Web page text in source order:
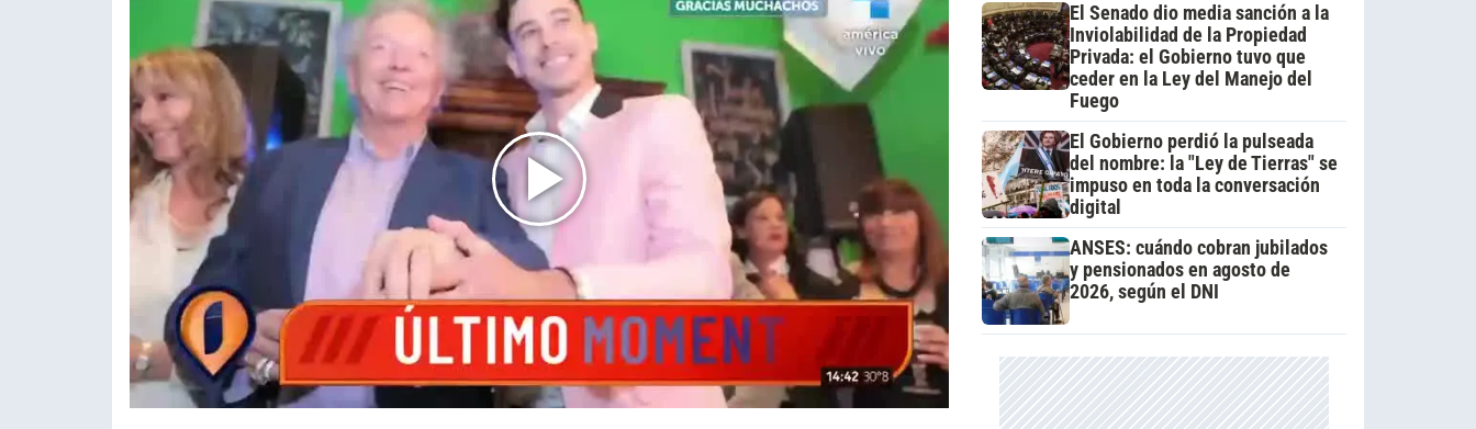
El Senado dio media sanción a la
Inviolabilidad de la Propiedad
Privada: el Gobierno tuvo que
ceder en la Ley del Manejo del
Fuego
El Gobierno perdió la pulseada
del nombre: la "Ley de Tierras" se
impuso en toda la conversación
digital
ANSES: cuándo cobran jubilados
y pensionados en agosto de
2026, según el DNI